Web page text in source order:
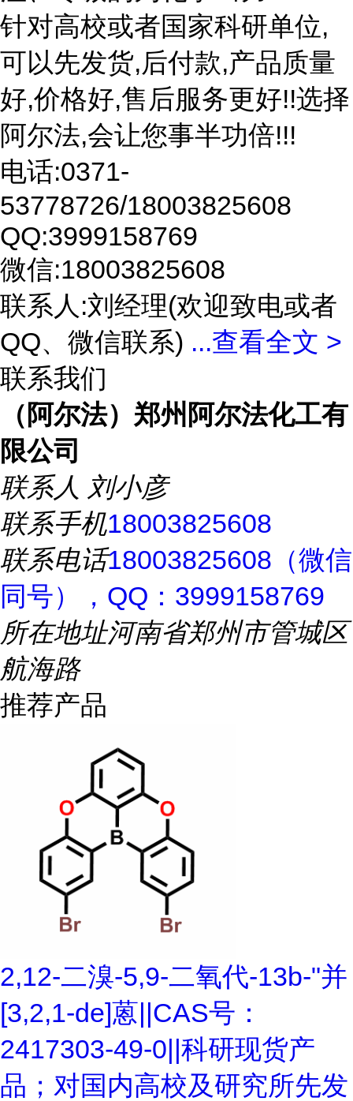
针对高校或者国家科研单位,
可以先发货,后付款,产品质量
好,价格好,售后服务更好!!选择
阿尔法,会让您事半功倍!!!
电话:0371-
53778726/18003825608
QQ:3999158769
微信:18003825608
联系人:刘经理(欢迎致电或者
QQ、微信联系) ...查看全文 >
联系我们
（阿尔法）郑州阿尔法化工有
限公司
联系人 刘小彦
联系手机18003825608
联系电话18003825608（微信
同号），QQ：3999158769
所在地址河南省郑州市管城区
航海路
推荐产品
2,12-二溴-5,9-二氧代-13b-"并
[3,2,1-de]蒽||CAS号：
2417303-49-0||科研现货产
品；对国内高校及研究所先发